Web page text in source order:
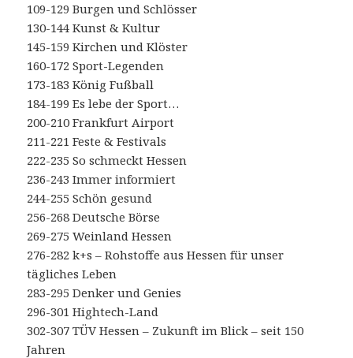
109-129 Burgen und Schlösser
130-144 Kunst & Kultur
145-159 Kirchen und Klöster
160-172 Sport-Legenden
173-183 König Fußball
184-199 Es lebe der Sport…
200-210 Frankfurt Airport
211-221 Feste & Festivals
222-235 So schmeckt Hessen
236-243 Immer informiert
244-255 Schön gesund
256-268 Deutsche Börse
269-275 Weinland Hessen
276-282 k+s – Rohstoffe aus Hessen für unser
tägliches Leben
283-295 Denker und Genies
296-301 Hightech-Land
302-307 TÜV Hessen – Zukunft im Blick – seit 150
Jahren